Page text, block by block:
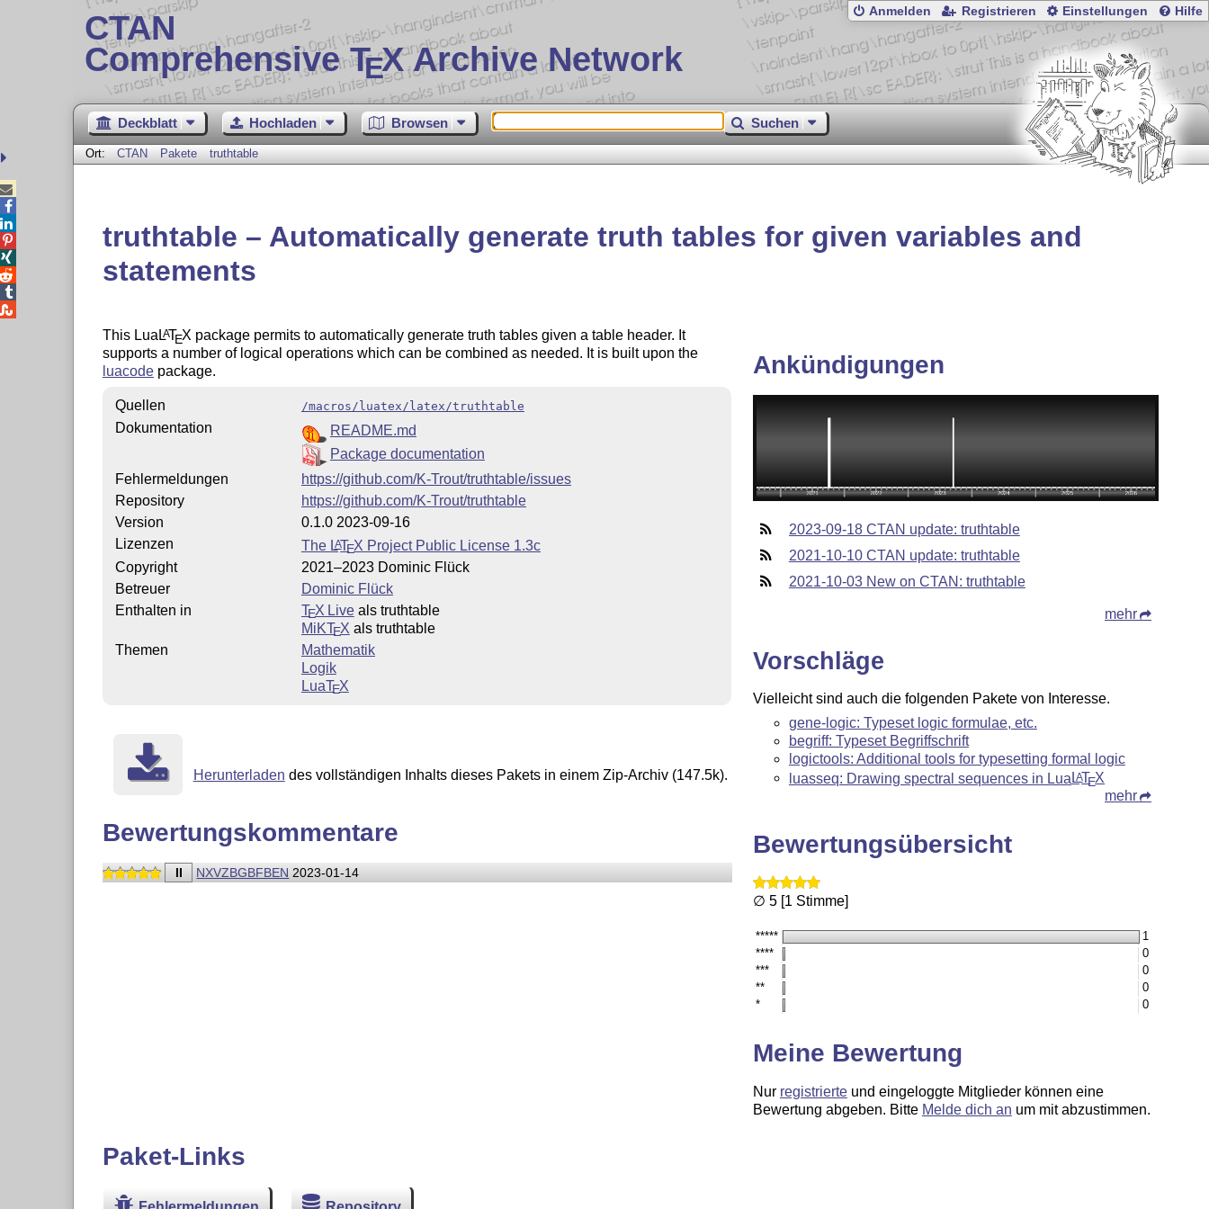
CTAN
Comprehensive TEX Archive Network
Anmelden Registrieren Einstellungen Hilfe
Deckblatt Hochladen Browsen Suchen
Ort: CTAN Pakete truthtable
truthtable – Automatically generate truth tables for given variables and
statements
This Lua LATEX package permits to automatically generate truth tables given a table header. It
supports a number of logical operations which can be combined as needed. It is built upon the
luacodepackage.
Quellen /macros/luatex/latex/truthtable
Dokumentation
README.md
Package documentation
Fehlermeldungen
https://github.com/K-Trout/truthtable/issues
Repository
https://github.com/K-Trout/truthtable
Version
0.1.0 2023-09-16
Lizenzen
The LATEX Project Public License 1.3c
Copyright
2021–2023 Dominic Flück
Betreuer
Dominic Flück
Enthalten in
TEX Liveals truthtable
MiKTEX als truthtable
Themen
Mathematik
Logik
LuaTEX
Herunterladen des vollständigen Inhalts dieses Pakets in einem Zip-Archiv (147.5k).
Bewertungskommentare
II NXVZBGBFBEN 2023-01-14
Ankündigungen
2023-09-18 CTAN update: truthtable
2021-10-10 CTAN update: truthtable
2021-10-03 New on CTAN: truthtable
mehr
Vorschläge
Vielleicht sind auch die folgenden Pakete von Interesse.
gene-logic: Typeset logic formulae, etc.
begriff: Typeset Begriffschrift
logictools: Additional tools for typesetting formal logic
luasseq: Drawing spectral sequences in LuaLATEX
mehr
Bewertungsübersicht
∅ 5 [1 Stimme]
*****
1
****
0
***
0
**
0
*
0
Meine Bewertung
Nur registrierteund eingeloggte Mitglieder können eine
Bewertung abgeben. Bitte Melde dich an um mit abzustimmen.
Paket-Links




